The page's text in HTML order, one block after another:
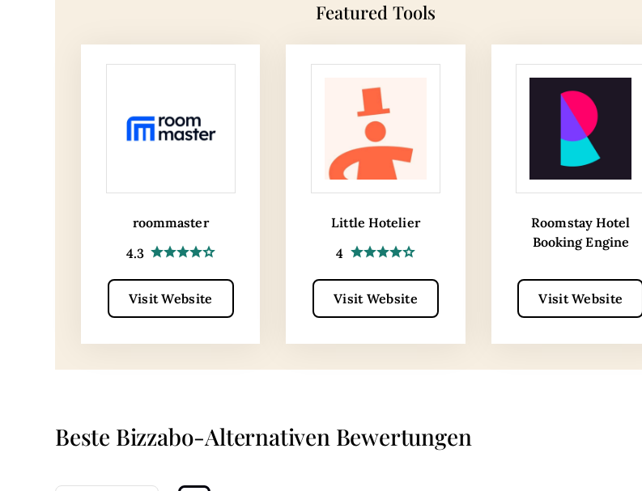
Featured Tools
roommaster
4.3
Visit Website
Little Hotelier
4
Visit Website
Roomstay Hotel
Booking Engine
Visit Website
Beste Bizzabo-Alternativen Bewertungen